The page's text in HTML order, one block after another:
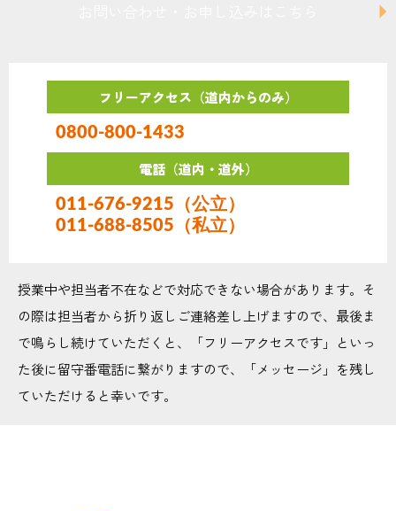
フリーアクセス（道内からのみ）
0800-800-1433
電話（道内・道外）
011-676-9215（公立）
011-688-8505（私立）
授業中や担当者不在などで対応できない場合があります。そ
の際は担当者から折り返しご連絡差し上げますので、最後ま
で鳴らし続けていただくと、「フリーアクセスです」といっ
た後に留守番電話に繋がりますので、「メッセージ」を残し
ていただけると幸いです。